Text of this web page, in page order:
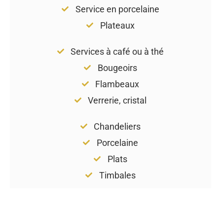
Service en porcelaine
Plateaux
Services à café ou à thé
Bougeoirs
Flambeaux
Verrerie, cristal
Chandeliers
Porcelaine
Plats
Timbales